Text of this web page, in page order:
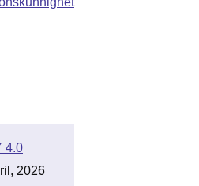
4.0
2026